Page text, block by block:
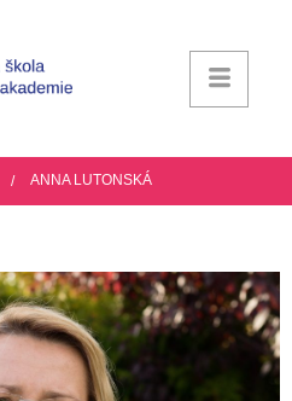
ANNA LUTONSKÁ